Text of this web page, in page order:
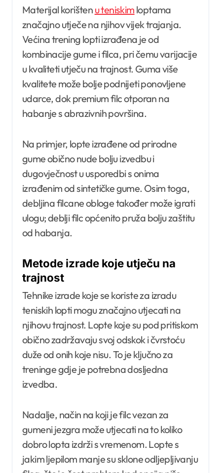
Materijal korišten u teniskim loptama
značajno utječe na njihov vijek trajanja.
Većina trening lopti izrađena je od
kombinacije gume i filca, pri čemu varijacije
u kvaliteti utječu na trajnost. Guma više
kvalitete može bolje podnijeti ponovljene
udarce, dok premium filc otporan na
habanje s abrazivnih površina.
Na primjer, lopte izrađene od prirodne
gume obično nude bolju izvedbu i
dugovječnost u usporedbi s onima
izrađenim od sintetičke gume. Osim toga,
debljina filcane obloge također može igrati
ulogu; deblji filc općenito pruža bolju zaštitu
od habanja.
Metode izrade koje utječu na
trajnost
Tehnike izrade koje se koriste za izradu
teniskih lopti mogu značajno utjecati na
njihovu trajnost. Lopte koje su pod pritiskom
obično zadržavaju svoj odskok i čvrstoću
duže od onih koje nisu. To je ključno za
treninge gdje je potrebna dosljedna
izvedba.
Nadalje, način na koji je filc vezan za
gumeni jezgra može utjecati na to koliko
dobro lopta izdrži s vremenom. Lopte s
jakim ljepilom manje su sklone odljepljivanju